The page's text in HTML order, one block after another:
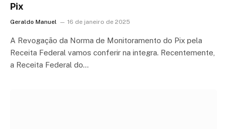
Pix
Geraldo Manuel 16 de janeiro de 2025
A Revogação da Norma de Monitoramento do Pix pela
Receita Federal vamos conferir na integra. Recentemente,
a Receita Federal do…